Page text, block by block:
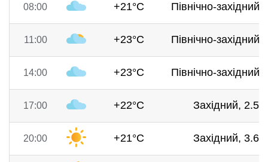
08:00 +21°C Північно-
11:00 +23°C Північно-
14:00 +23°C Північно-
17:00 +22°C Західний, 2.5
20:00 +21°C Західний, 3.6